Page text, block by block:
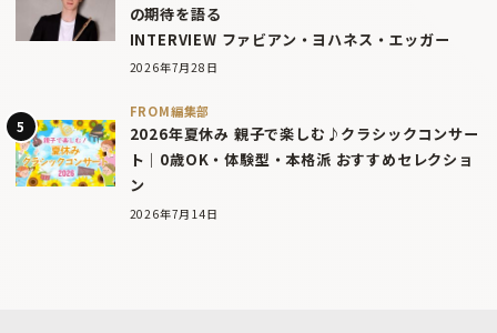
の期待を語る
INTERVIEW ファビアン・ヨハネス・エッガー
2026年7月28日
FROM編集部
2026年夏休み 親子で楽しむ♪クラシックコンサー
ト｜0歳OK・体験型・本格派 おすすめセレクショ
ン
2026年7月14日